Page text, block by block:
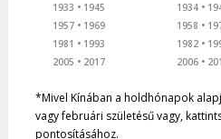
1933
1945
1957
1969
1981
1993
2005
2017
1934
1958
1982
2006
*Mivel Kínában a holdhónapok
vagy februári születésű vagy,
pontosításához.